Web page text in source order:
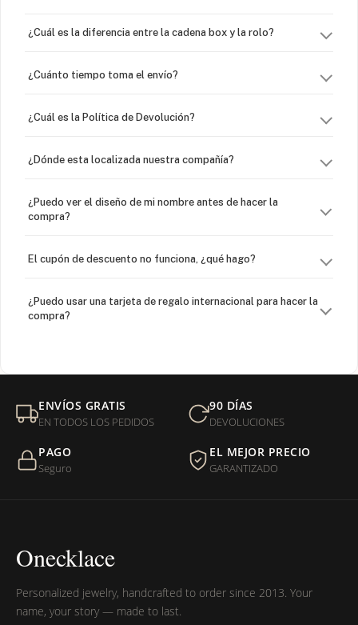
¿Cuál es la diferencia entre la cadena box y la rolo?
¿Cuánto tiempo toma el envío?
¿Cuál es la Política de Devolución?
¿Dónde esta localizada nuestra compañía?
¿Puedo ver el diseño de mi nombre antes de hacer la
compra?
El cupón de descuento no funciona, ¿qué hago?
¿Puedo usar una tarjeta de regalo internacional para hacer la
compra?
Mi orden fue devuelta por USPS, ¿qué hago para que sea
entregada?
¿Sus productos son libres de níquel?
ENVÍOS GRATIS
EN TODOS LOS PEDIDOS
90 DÍAS
DEVOLUCIONES
PAGO
Seguro
EL MEJOR PRECIO
GARANTIZADO
Onecklace
Personalized jewelry, handcrafted to order since 2013. Your
name, your story — made to last.